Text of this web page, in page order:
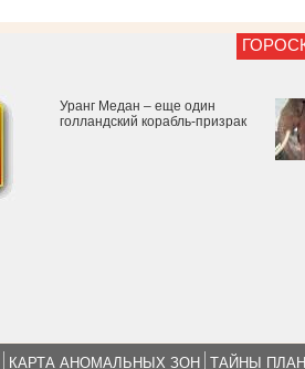
Уранг Медан – еще один
голландский корабль-призрак
КАРТА АНОМАЛЬНЫХ ЗОН ТАЙНЫ